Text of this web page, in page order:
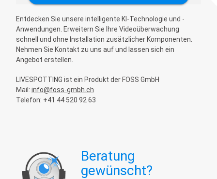
Entdecken Sie unsere intelligente KI-Technologie und -
Anwendungen. Erweitern Sie Ihre Videoüberwachung
schnell und ohne Installation zusätzlicher Komponenten.
Nehmen Sie Kontakt zu uns auf und lassen sich ein
Angebot erstellen.
LIVESPOTTING ist ein Produkt der FOSS GmbH
Mail: info@foss-gmbh.ch
Telefon: +41 44 520 92 63
Beratung
gewünscht?